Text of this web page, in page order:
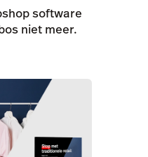
software
niet meer.